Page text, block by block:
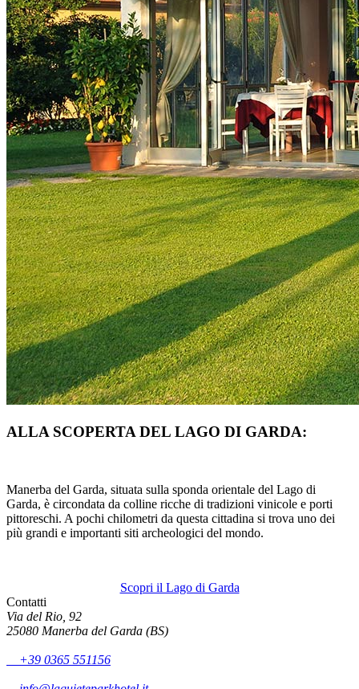
ALLA SCOPERTA DEL LAGO DI GARDA:
Manerba del Garda, situata sulla sponda orientale del Lago di
Garda, è circondata da colline ricche di tradizioni vinicole e porti
pittoreschi. A pochi chilometri da questa cittadina si trova uno dei
più grandi e importanti siti archeologici del mondo.
Scopri il Lago di Garda
Contatti
Via del Rio, 92
25080 Manerba del Garda (BS)
+39 0365 551156